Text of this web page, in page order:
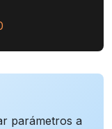
parámetros a